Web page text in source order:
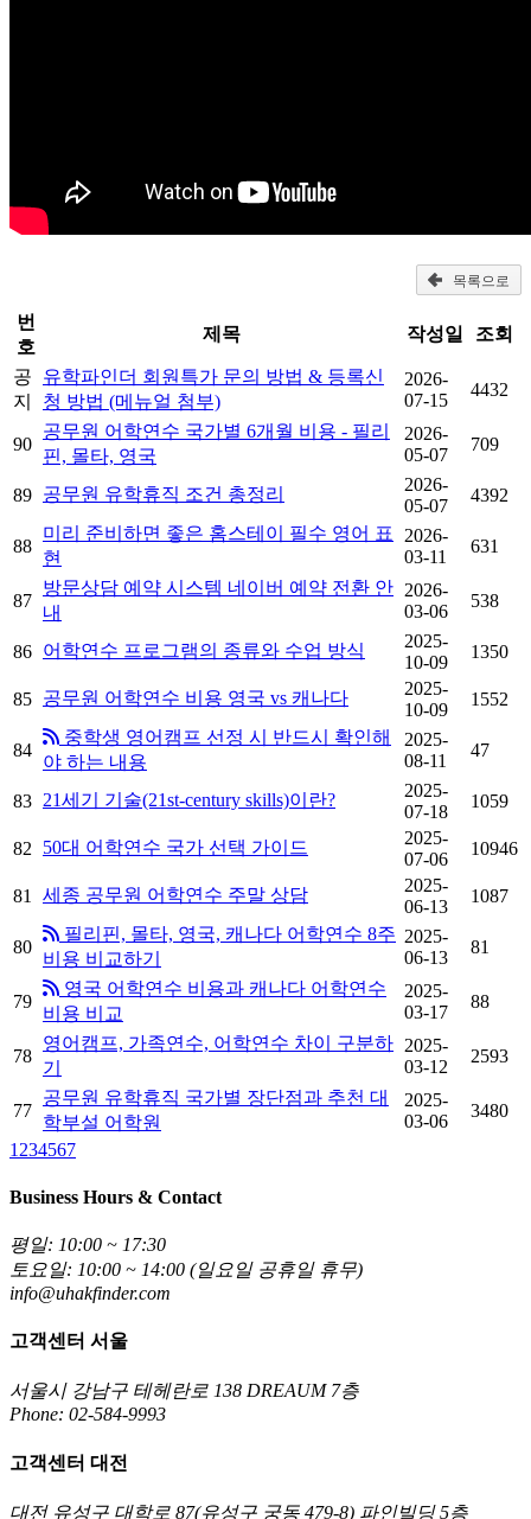
목록으로
번
호
제목 작성일 조회
공
지
유학파인더 회원특가 문의 방법 & 등록신
청 방법 (메뉴얼 첨부)
2026-
07-15
4432
90
공무원 어학연수 국가별 6개월 비용 - 필리
핀, 몰타, 영국
2026-
05-07
709
89 공무원 유학휴직 조건 총정리
2026-
05-07
4392
88
미리 준비하면 좋은 홈스테이 필수 영어 표
현
2026-
03-11
631
87
방문상담 예약 시스템 네이버 예약 전환 안
내
2026-
03-06
538
86 어학연수 프로그램의 종류와 수업 방식
2025-
10-09
1350
85 공무원 어학연수 비용 영국 vs 캐나다
2025-
10-09
1552
84
중학생 영어캠프 선정 시 반드시 확인해
야 하는 내용
2025-
08-11
47
83 21세기 기술(21st-century skills)이란?
2025-
07-18
1059
82 50대 어학연수 국가 선택 가이드
2025-
07-06
10946
81 세종 공무원 어학연수 주말 상담
2025-
06-13
1087
80
필리핀, 몰타, 영국, 캐나다 어학연수 8주
비용 비교하기
2025-
06-13
81
79
영국 어학연수 비용과 캐나다 어학연수
비용 비교
2025-
03-17
88
78
영어캠프, 가족연수, 어학연수 차이 구분하
기
2025-
03-12
2593
77
공무원 유학휴직 국가별 장단점과 추천 대
학부설 어학원
2025-
03-06
3480
1234567
Business Hours & Contact
평일: 10:00 ~ 17:30
토요일: 10:00 ~ 14:00 (일요일 공휴일 휴무)
info@uhakfinder.com
고객센터 서울
서울시 강남구 테헤란로 138 DREAUM 7층
Phone: 02-584-9993
고객센터 대전
대전 유성구 대학로 87(유성구 궁동 479-8) 파인빌딩 5층